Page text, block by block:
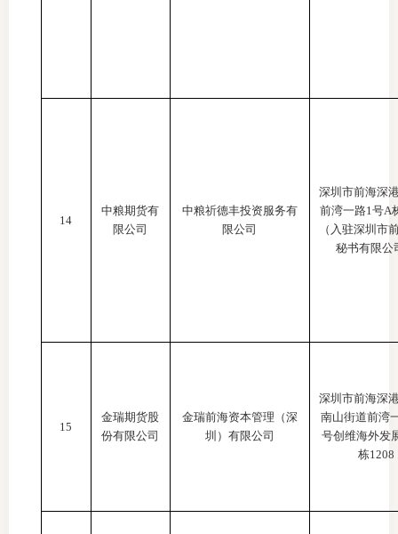
14
中粮期货有
限公司
中粮祈德丰投资服务有
限公司
深圳市前海深
前湾一路1号A
（入驻深圳市
秘书有限公
15
金瑞期货股
份有限公司
金瑞前海资本管理（深
圳）有限公司
深圳市前海深
南山街道前湾
号创维海外发
栋1208